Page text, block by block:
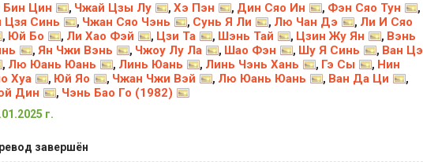
Бин Цин , Чжай Цзы Лу , Хэ Пэн , Дин Сяо Ин , Фэн Сяо Тун ,
Цзя Синь , Чжан Сяо Чэнь , Сунь Я Ли , Лю Чан Дэ , Ли И Сяо
, Юй Бо , Ли Хао Фэй , Цзи Та , Шэнь Тай , Цзин Жу Ян , Вэнь
, Ян Чжи Вэнь , Чжоу Лу Ла , Шао Фэн , Шу Я Синь , Ван Цэ
, Лю Юань Юань , Линь Юань , Линь Чэнь Хань , Гэ Сы , Нин
Хуа
, Юй Яо , Чжан Чжи Вэй , Лю Юань Юань , Ван Да Ци ,
Дин , Чэнь Бао Го (1982)
г.
завершён